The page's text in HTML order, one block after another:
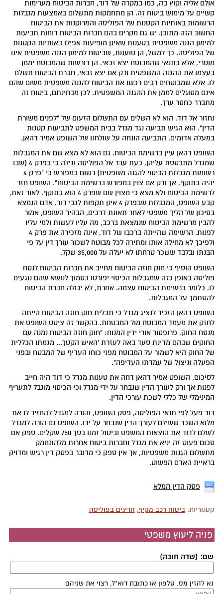
אולם אליה וקוץ בה, כמו במקרה של דוד, חברות הביטוח מערימות
קשיים על מימוש ביטוח זה. הן מתחמקות מתשלום באמצעות מגבלות
הרשומות באותיות הקטנות של הפוליסה והמרוקנות את הביטוח
החשוב הזה מתוכן. יש גם מקרים בהם חברות הביטוח דוחות תביעות
למימון הגנה משפטית בטענות שאינן מופיעות אפילו באותיות הקטנות
של הפוליסה. כך למשל, הן טוענות, שביטוח למימון הגנה משפטית אינו
מוסרי, אלא בתנאי שהמבוטח יצא זכאי. הן דורשות שהמבוטח יממן
בעצמו את ההגנה המשפטית ורק אם יצא זכאי, חברת הביטוח תשלם
לו. אלא שמבוטחים רבים רכשו את הביטוח להגנה משפטית משום שהם
אינם מסוגלים לממן את ההגנה המשפטית. לכן מבחינתם, ביטוח זה
מתברר כחסר ערך.
נחזור אל דוד. הוא לא השלים עם התשלום הזעום של "לפנים משורת
הדין". הוא הגיש תביעה נגד מגדל בבית המשפט לתביעות קטנות
במעלה אדומים. התביעה הונחה על שולחנו של השופט אמיר דהאן.
השופט דהאן עיין ברשימת הביטוח. גם הוא לא מצא שם את המגבלות
שמגדל מתבססת עליהן. כעת עבר אל הפוליסה וגילה כי בפרק 4 (שבו
רשומות מגבלות הכיסוי להגנה משפטית) רשום במפורש כי "פרק 4
יהיה בתוקף, אך ורק אם צוין במפורש ברשימת הביטוח". השופט חזר
לרשימת הביטוח ולא מצא כי מצוין שם שפרק 4 הוא בתוקף. לאור זאת,
קבע השופט, המגבלות שבפרק 4 אינן תקפות לגבי דוד. אדם הנמצא
בסיכון של הליך משפטי לאחר תאונת דרכים, הבהיר השופט, אמור
להבין מרשימת הביטוח שנמצאת ברכב, מה עליו לעשות ולמי עליו
לפנות. הרשימה שהייתה ברכבו של דוד, אינה מזכירה את פרק 4
ולפיכך לא מחילה אותו ומתירה לכל מבוטח לשכור עורך דין על פי
הבנתו ובלבד ששכר טרחתו לא יעלה על 35,000 שקל.
השופט הוסיף כי חוק חוזה הביטוח מחייב את חברות הביטוח לנסח
פוליסה באופן כזה שמגבלות הכיסוי יפורטו בסמוך לנושא שהם נוגעים
לו, כלומר ברשימת הביטוח עצמה. אחרת, לא יכולה חברת הביטוח
להסתמך על המגבלות.
השופט דהאן הזכיר לנציג מגדל כי תכלית חוק חוזה הביטוח הייתה
לחזק את מעמד המבוטח מול המבטחת. בהקשר זה ציטט השופט את
מנסח החוק, פרופסור אורי ידין המנוח: "חוק חוזה הביטוח נמנה עם
החוקים שבהם מדינת סעד באה לעזרת 'האיש הקטן'... מגמתו הכללית
של החוק היא לשמור על המבוטח מפני כוחו העדיף של המבטח ובפני
הפעלה וניצול של עמדתו העדיפה".
לסיכום, השופט אמיר דהאן דחה את טענות מגדל כי דוד היה חייב
לפנות אך ורק לעורך הדין שנבחר על ידי מגדל וכי הכיסוי מוגבל לתעריף
המינימלי של כללי לשכת עורכי הדין.
דוד פעל לפי תנאי הפוליסה, פסק השופט, והורה למגדל להחזיר לו את
מלוא השכר ששילם לעורך הדין שנבחר על ידו. השופט גם הורה למגדל
לשלם לדוד את הוצאות המשפט וביטול זמנו בסך 750 שקלים. ספק אם
סכום פעוט זה יניא את מגדל וחברות ביטוח אחרות מלהתחמק
מתשלום הגנות משפטיות, אך אין ספק כי מדובר בפסק דין רגיש ומדויק
בראיית האדם הפשוט.
פסק הדין המלא
קטגוריות:ביטוח רכב מקיף, חריגים בפוליסה
פניה ליעוץ משפטי
שם: (שדה חובה)
נא להזין מס. טלפון או כתובת דוא"ל, רצוי את שניהם